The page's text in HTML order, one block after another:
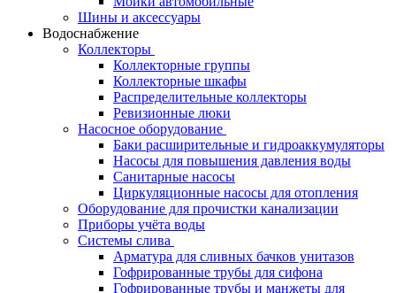
Шины и аксессуары
Водоснабжение
Коллекторы
Коллекторные группы
Коллекторные шкафы
Распределительные коллекторы
Ревизионные люки
Насосное оборудование
Баки расширительные и гидроаккумуляторы
Насосы для повышения давления воды
Санитарные насосы
Циркуляционные насосы для отопления
Оборудование для прочистки канализации
Приборы учёта воды
Системы слива
Арматура для сливных бачков унитазов
Гофрированные трубы для сифона
Гофрированные трубы и манжеты для